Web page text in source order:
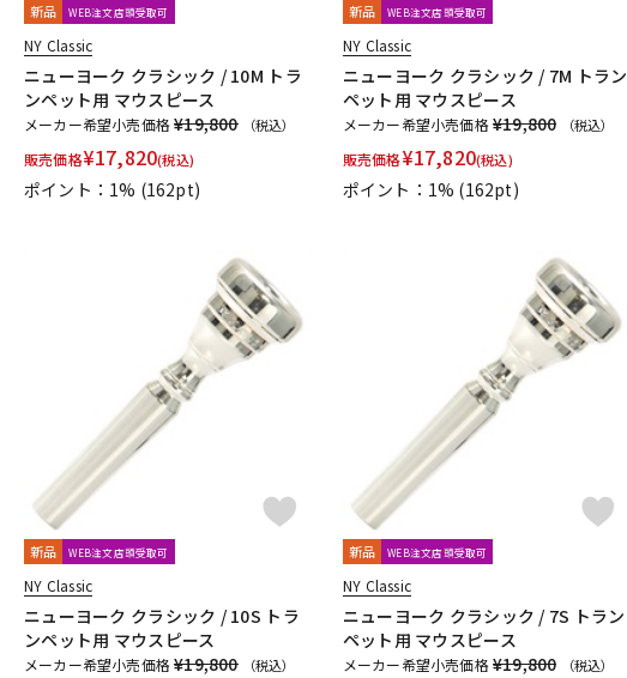
新品 WEB注文店頭受取可
NY Classic
ニューヨーク クラシック / 10M トラ
ンペット用 マウスピース
メーカー希望小売価格¥19,800 （税込）
販売価格¥17,820(税込)
ポイント：1% (162pt)
新品 WEB注文店頭受取可
NY Classic
ニューヨーク クラシック / 7M トラン
ペット用 マウスピース
メーカー希望小売価格¥19,800 （税込）
販売価格¥17,820(税込)
ポイント：1% (162pt)
新品 WEB注文店頭受取可
NY Classic
ニューヨーク クラシック / 10S トラ
ンペット用 マウスピース
メーカー希望小売価格¥19,800 （税込）
新品 WEB注文店頭受取可
NY Classic
ニューヨーク クラシック / 7S トラン
ペット用 マウスピース
メーカー希望小売価格¥19,800 （税込）